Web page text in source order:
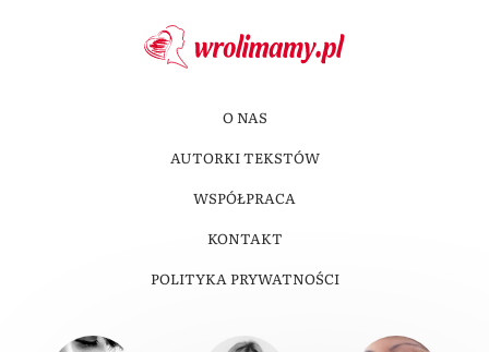
O NAS
AUTORKI TEKSTÓW
WSPÓŁPRACA
KONTAKT
POLITYKA PRYWATNOŚCI